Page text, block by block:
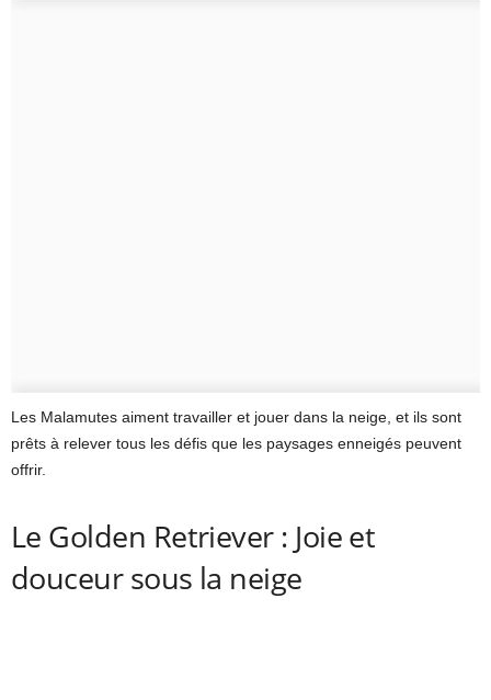
Les Malamutes aiment travailler et jouer dans la neige, et ils sont
prêts à relever tous les défis que les paysages enneigés peuvent
offrir.
Le Golden Retriever : Joie et
douceur sous la neige